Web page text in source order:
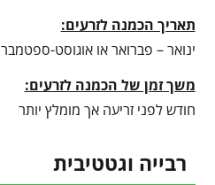
תאריך הכמנה לזרעים:
ינואר – פברואר או אוגוסט-ספטמבר
משך זמן של הכמנה לזרעים:
חודש לפני זריעה אך מומלץ יותר
רבייה וגטטיבית